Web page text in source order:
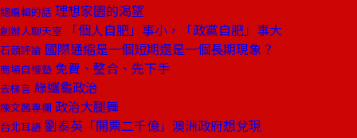
總編輯的話 理想家園的渴望
創辦人聊天室 「個人自肥」事小，「政黨自肥」事大
石頭評論 國際通縮是一個短期還是一個長期現象？
商場自慢塾 免費、整合、先下手
去梯言 綠蠵龜政治
陳文茜專欄 政治大腿舞
台北耳語 劉泰英「開票二千億」澳洲政府想兌現